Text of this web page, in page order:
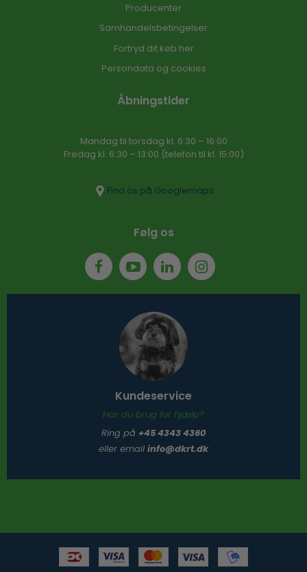
Producenter
Samhandelsbetingelser
Fortryd dit køb her
Persondata og cookies
Åbningstider
Mandag til torsdag kl. 6:30 – 16​:00
Fredag kl. 6:30 – 13:00 (telefon til kl. 15:00)​
Find os på Googlemaps
Følg os
Kundeservice
Har du brug for hjælp?
Ring på +45 4343 4360
eller email info@dkrt.dk